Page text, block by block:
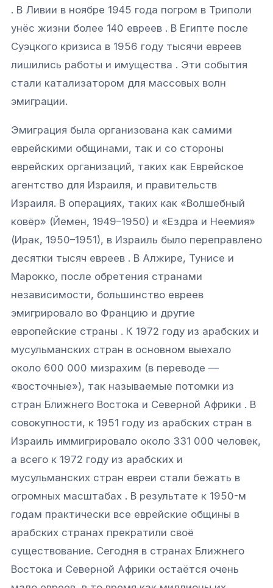
. В Ливии в ноябре 1945 года погром в Триполи
унёс жизни более 140 евреев . В Египте после
Суэцкого кризиса в 1956 году тысячи евреев
лишились работы и имущества . Эти события
стали катализатором для массовых волн
эмиграции.
Эмиграция была организована как самими
еврейскими общинами, так и со стороны
еврейских организаций, таких как Еврейское
агентство для Израиля, и правительств
Израиля. В операциях, таких как «Волшебный
ковёр» (Йемен, 1949–1950) и «Ездра и Неемия»
(Ирак, 1950–1951), в Израиль было переправлено
десятки тысяч евреев . В Алжире, Тунисе и
Марокко, после обретения странами
независимости, большинство евреев
эмигрировало во Францию и другие
европейские страны . К 1972 году из арабских и
мусульманских стран в основном выехало
около 600 000 мизрахим (в переводе —
«восточные»), так называемые потомки из
стран Ближнего Востока и Северной Африки . В
совокупности, к 1951 году из арабских стран в
Израиль иммигрировало около 331 000 человек,
а всего к 1972 году из арабских и
мусульманских стран евреи стали бежать в
огромных масштабах . В результате к 1950-м
годам практически все еврейские общины в
арабских странах прекратили своё
существование. Сегодня в странах Ближнего
Востока и Северной Африки остаётся очень